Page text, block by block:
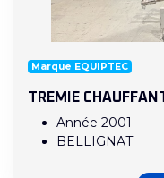
Marque EQUIPTEC
TREMIE
Année 2001
BELLIGNAT